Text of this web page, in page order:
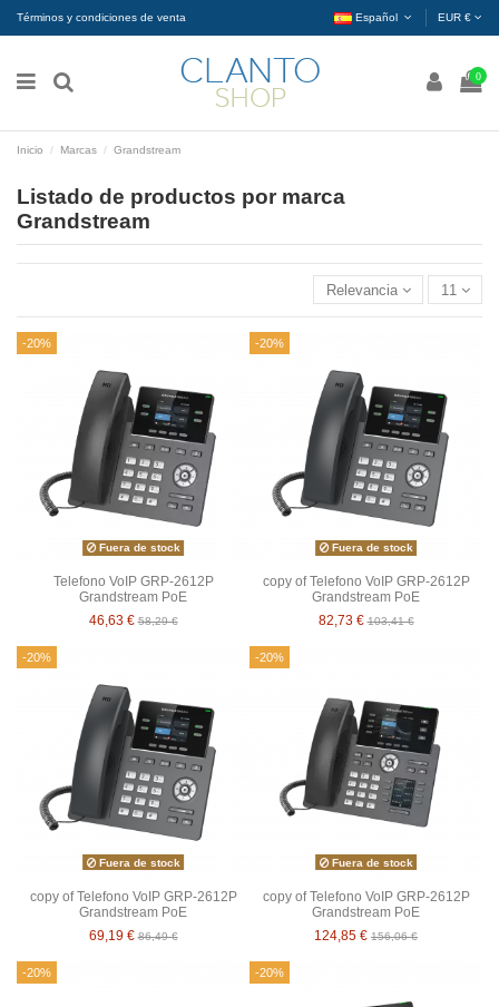
Términos y condiciones de venta Español EUR €
0
Inicio Marcas Grandstream
Listado de productos por marca
Grandstream
Relevancia 11
-20%
Fuera de stock
Telefono VoIP GRP-2612P
Grandstream PoE
46,63 €58,29 €
-20%
Fuera de stock
copy of Telefono VoIP GRP-2612P
Grandstream PoE
82,73 €103,41 €
-20%
Fuera de stock
copy of Telefono VoIP GRP-2612P
Grandstream PoE
69,19 €86,49 €
-20%
Fuera de stock
copy of Telefono VoIP GRP-2612P
Grandstream PoE
124,85 € 156,06 €
-20% -20%